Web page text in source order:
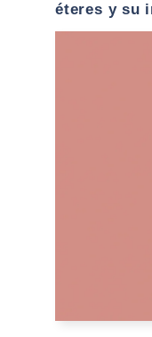
éteres y su